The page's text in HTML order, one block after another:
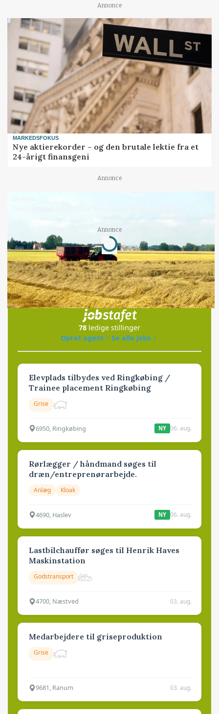
Annonce
MARKEDSFOKUS
Nye aktierekorder – og den brutale lektie fra et
24-årigt finansgeni
Annonce
Annonce
Loading...
Jobs
i samarbejde med
78 ledige stillinger
Opret agent
Se alle jobs
Elevplads tilbydes ved Ringkøbing /
Trainee placement Ringkøbing
Grise
6950, Ringkøbing NY 06. aug.
Rørlægger / håndmand søges til
dræn/entreprenørarbejde.
Anlæg Kloak
4690, Haslev NY 06. aug.
Lastbilchauffør søges til Henrik Haves
Maskinstation
Godstransport
4700, Næstved 03. aug.
Medarbejdere til griseproduktion
Grise
9681, Ranum 03. aug.